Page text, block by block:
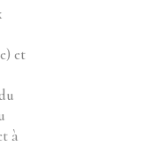
et
à